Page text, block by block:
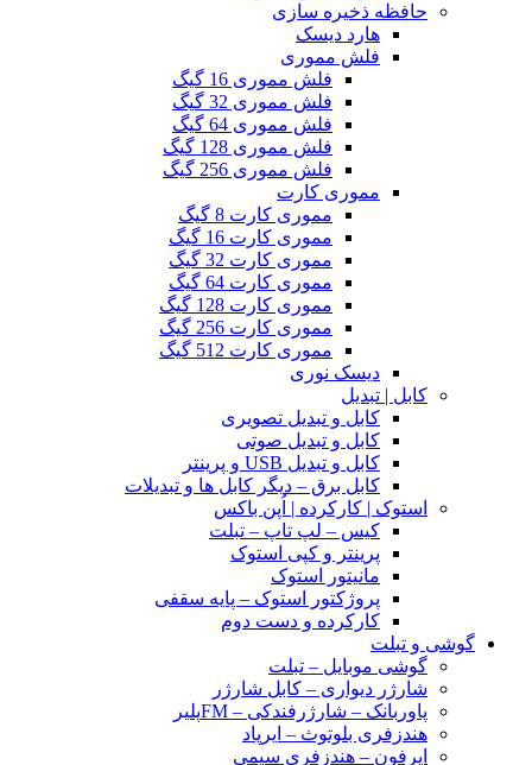
حافظه ذخیره سازی
هارد دیسک
فلش مموری
فلش مموری 16 گیگ
فلش مموری 32 گیگ
فلش مموری 64 گیگ
فلش مموری 128 گیگ
فلش مموری 256 گیگ
مموری کارت
مموری کارت 8 گیگ
مموری کارت 16 گیگ
مموری کارت 32 گیگ
مموری کارت 64 گیگ
مموری کارت 128 گیگ
مموری کارت 256 گیگ
مموری کارت 512 گیگ
دیسک نوری
کابل | تبدیل
کابل و تبدیل تصویری
کابل و تبدیل صوتی
کابل و تبدیل USB و پرینتر
کابل برق – دیگر کابل ها و تبدیلات
استوک | کارکرده | اُپن باکس
کیس – لپ تاپ – تبلت
پرینتر و کپی استوک
مانیتور استوک
پروژکتور استوک – پایه سقفی
کارکرده و دست دوم
گوشی و تبلت
گوشی موبایل – تبلت
شارژر دیواری – کابل شارژر
پاوربانک – شارژرفندکی – FMپلیر
هندزفری بلوتوث – ایرپاد
ایرفون – هندزفری سیمی